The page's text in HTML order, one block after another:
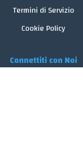
Termini di Servizio
Cookie Policy
Connettiti con Noi